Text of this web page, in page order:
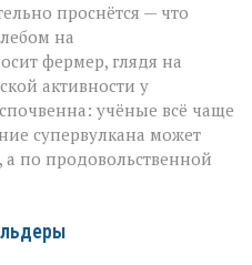
вулкан
урожаю
проснётся — что
на
фермер, глядя на
активности у
учёные всё чаще
супервулкана может
по продовольственной